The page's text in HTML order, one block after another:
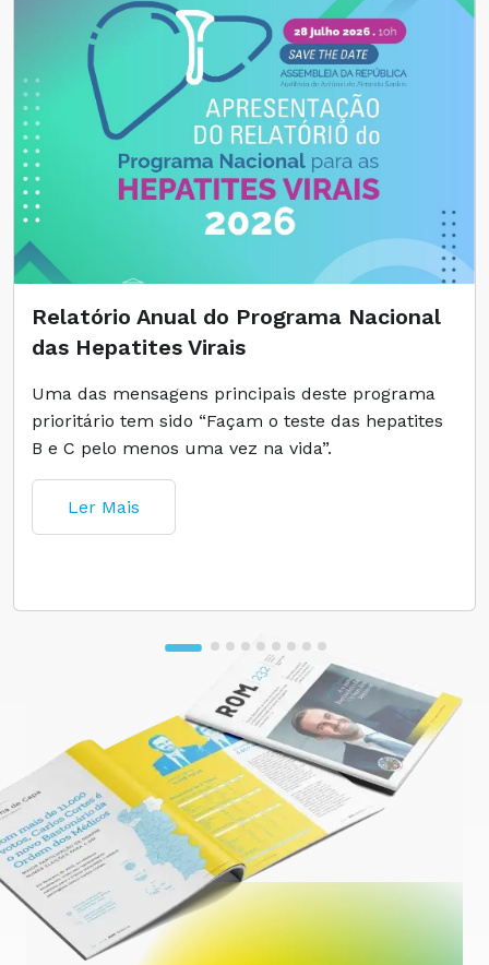
Relatório Anual do Programa Nacional
das Hepatites Virais
Uma das mensagens principais deste programa
prioritário tem sido “Façam o teste das hepatites
B e C pelo menos uma vez na vida”.
Ler Mais